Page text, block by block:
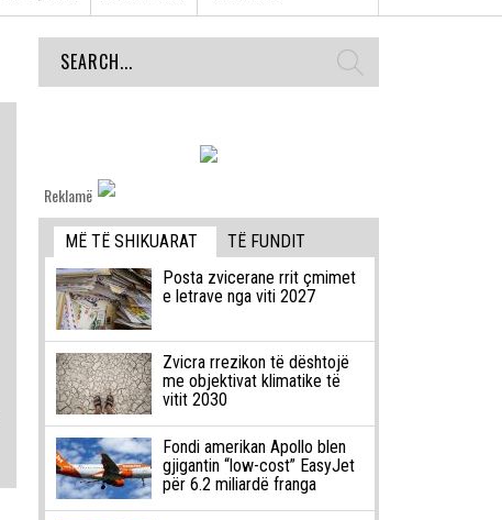
Reklamë
MË TË SHIKUARAT
TË FUNDIT
Posta zvicerane rrit çmimet
e letrave nga viti 2027
Zvicra rrezikon të dështojë
me objektivat klimatike të
vitit 2030
Fondi amerikan Apollo blen
gjigantin “low-cost” EasyJet
për 6.2 miliardë franga